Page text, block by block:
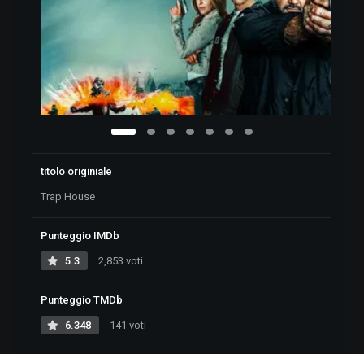
titolo originiale
Trap House
Punteggio IMDb
5.3 2,853 voti
Punteggio TMDb
6.348 141 voti